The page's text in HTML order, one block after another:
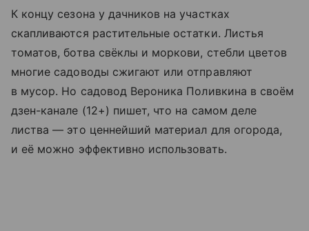
К концу сезона у дачников на участках
скапливаются растительные остатки. Листья
томатов, ботва свёклы и моркови, стебли цветов
многие садоводы сжигают или отправляют
в мусор. Но садовод Вероника Поливкина в своём
дзен-канале (12+) пишет, что на самом деле
листва — это ценнейший материал для огорода,
и её можно эффективно использовать.